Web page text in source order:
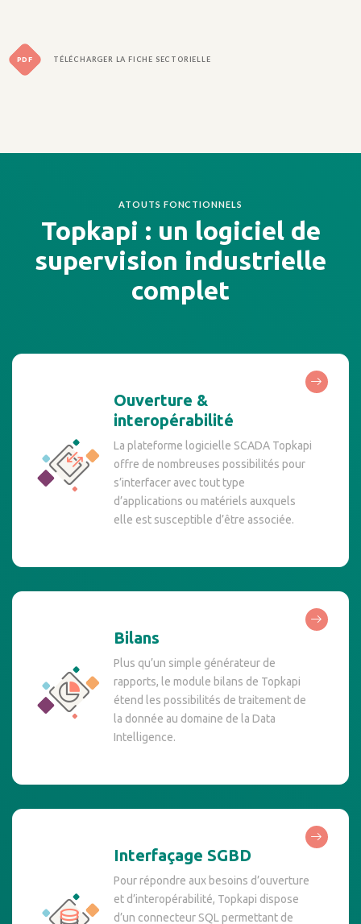
PDF TÉLÉCHARGER LA FICHE SECTORIELLE
ATOUTS FONCTIONNELS
Topkapi : un logiciel de
supervision industrielle
complet
Ouverture &
interopérabilité
La plateforme logicielle SCADA Topkapi
offre de nombreuses possibilités pour
s’interfacer avec tout type
d’applications ou matériels auxquels
elle est susceptible d’être associée.
Bilans
Plus qu’un simple générateur de
rapports, le module bilans de Topkapi
étend les possibilités de traitement de
la donnée au domaine de la Data
Intelligence.
Interfaçage SGBD
Pour répondre aux besoins d’ouverture
et d’interopérabilité, Topkapi dispose
d’un connecteur SQL permettant de